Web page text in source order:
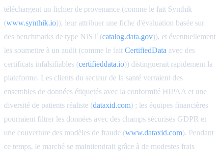
téléchargent un fichier de provenance (comme le fait Synthik
(www.synthik.io)), leur attribuer une fiche d'évaluation basée sur
des benchmarks de type NIST (catalog.data.gov)), et éventuellement
les soumettre à un audit (comme le fait CertifiedData avec des
certificats infalsifiables (certifieddata.io)) distinguerait rapidement la
plateforme. Les clients du secteur de la santé verraient des
ensembles de données étiquetés avec la conformité HIPAA et une
diversité de patients réaliste (dataxid.com) ; les équipes financières
pourraient filtrer les données avec des champs sécurisés GDPR et
une couverture des modèles de fraude (www.dataxid.com). Pendant
ce temps, le marché se maintiendrait grâce à de modestes frais